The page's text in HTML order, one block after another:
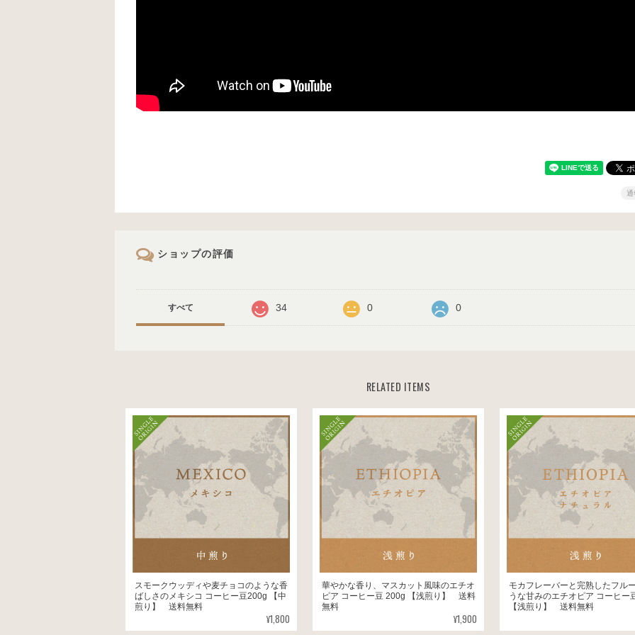
通
ショップの評価
すべて 34 0 0
RELATED ITEMS
スモークウッディや麦チョコのような香
ばしさのメキシコ コーヒー豆200g 【中
煎り】 送料無料
¥1,800
華やかな香り、マスカット風味のエチオ
ピア コーヒー豆 200g 【浅煎り】 送料
無料
¥1,900
モカフレーバーと完熟したフル
うな甘みのエチオピア コーヒー
【浅煎り】 送料無料